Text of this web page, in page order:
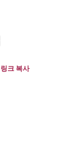
링크 복사